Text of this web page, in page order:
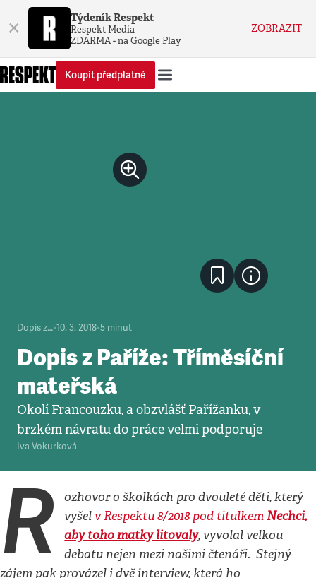
× Týdeník Respekt
Respekt Media
ZDARMA - na Google Play
ZOBRAZIT
Koupit předplatné
Dopis z…•10. 3. 2018•5 minut
Dopis z Paříže: Tříměsíční
mateřská
Okolí Francouzku, a obzvlášť Pařížanku, v
brzkém návratu do práce velmi podporuje
Iva Vokurková
R
ozhovor o školkách pro dvouleté děti, který
vyšelv Respektu 8/2018 pod titulkemNechci,
aby toho matky litovaly, vyvolal velkou
debatu nejen mezi našimi čtenáři. Stejný
zájem pak provázel i dvě interview, která ho